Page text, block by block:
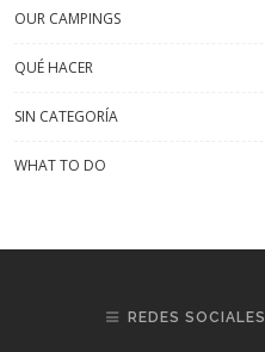
OUR CAMPINGS
QUÉ HACER
SIN CATEGORÍA
WHAT TO DO
REDES SOCIALES